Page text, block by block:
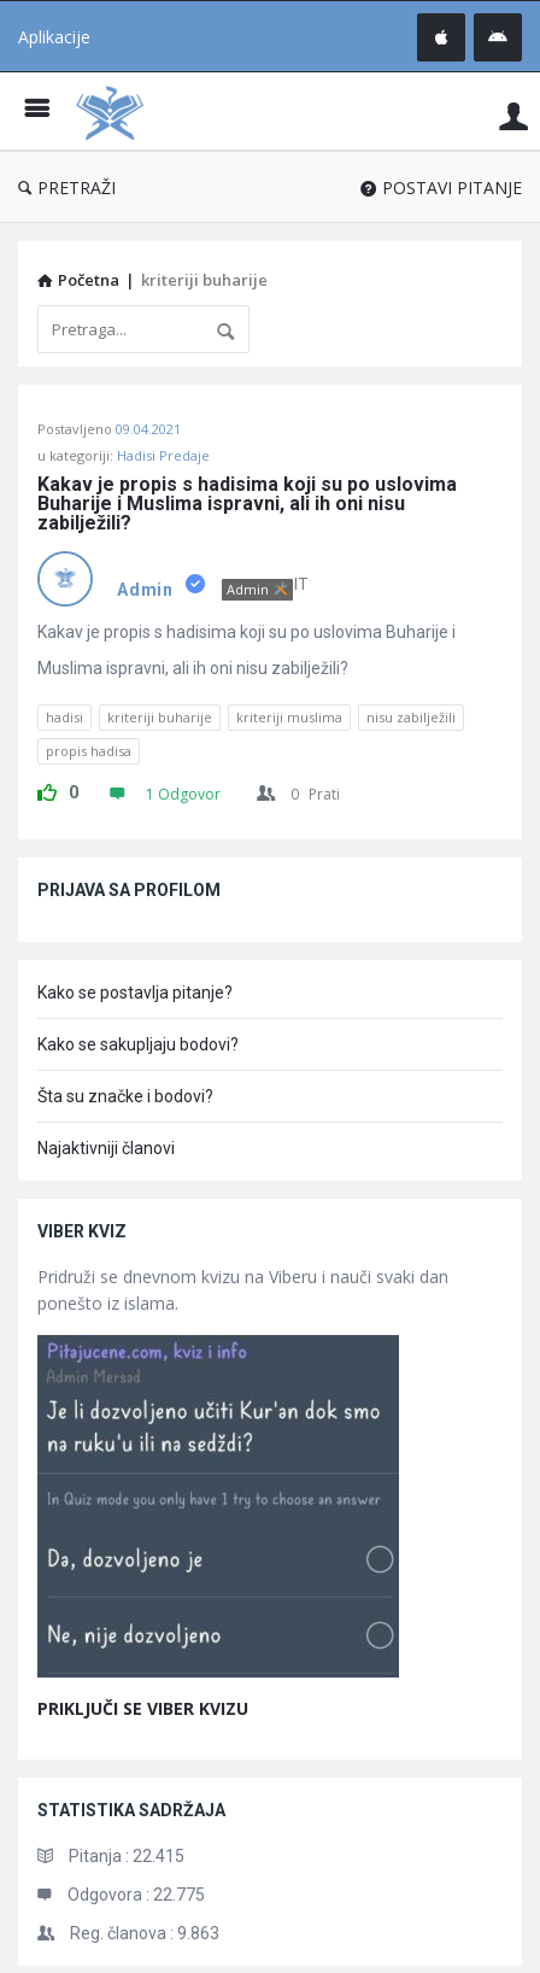
Aplikacije
®
PRETRAŽI POSTAVI PITANJE
Početna | kriteriji buharije
Učene
Latest
Pitanja
Postavljeno 09.04.2021
u kategoriji: Hadisi Predaje
Kakav je propis s hadisima koji su po uslovima
Buharije i Muslima ispravni, ali ih oni nisu
zabilježili?
Admin Admin IT
Kakav je propis s hadisima koji su po uslovima Buharije i
Muslima ispravni, ali ih oni nisu zabilježili?
hadisi kriteriji buharije kriteriji muslima
nisu zabilježili
propis hadisa
0 1 Odgovor 0 Prati
PRIJAVA SA PROFILOM
Kako se postavlja pitanje?
Kako se sakupljaju bodovi?
Šta su značke i bodovi?
Najaktivniji članovi
VIBER KVIZ
Pridruži se dnevnom kvizu na Viberu i nauči svaki dan
ponešto iz islama.
PRIKLJUČI SE VIBER KVIZU
STATISTIKA SADRŽAJA
Pitanja : 22.415
Odgovora : 22.775
Reg. članova : 9.863